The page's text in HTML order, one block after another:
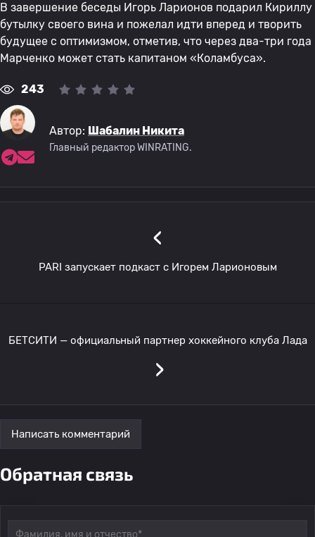
В завершение беседы Игорь Ларионов подарил Кириллу
бутылку своего вина и пожелал идти вперед и творить
будущее с оптимизмом, отметив, что через два-три года
Марченко может стать капитаном «Коламбуса».
243
Автор: Шабалин Никита
Главный редактор WINRATING.
‹
PARI запускает подкаст с Игорем Ларионовым
БЕТСИТИ — официальный партнер хоккейного клуба Лада
›
Написать комментарий
Обратная связь